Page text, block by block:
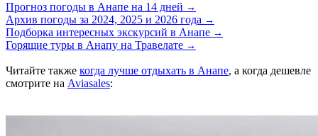
Прогноз погоды в Анапе на 14 дней →
Архив погоды за 2024, 2025 и 2026 годa →
Подборка интересных экскурсий в Анапе →
Горящие туры в Анапу на Травелате →
Читайте также когда лучше отдыхать в Анапе, а когда дешевле
смотрите на Aviasales: